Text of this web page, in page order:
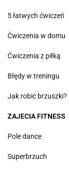
5 łatwych ćwiczeń
Ćwiczenia w domu
Ćwiczenia z piłką
Błędy w treningu
Jak robić brzuszki?
ZAJECIA FITNESS
Pole dance
Superbrzuch